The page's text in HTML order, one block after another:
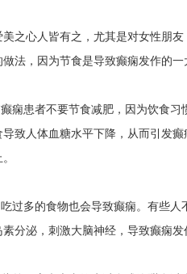
美之心人皆有之，尤其是对女性朋
做法，因为节食是导致癫痫发作的
癫痫患者不要节食减肥，因为饮食
导致人体血糖水平下降，从而引发
过多的食物也会导致癫痫。有些
素分泌，刺激大脑神经，导致癫痫发